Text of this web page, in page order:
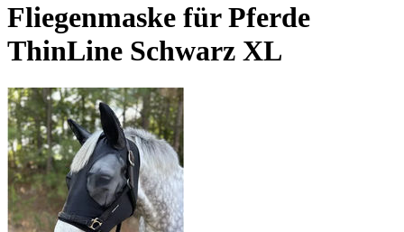
Fliegenmaske für Pferde
ThinLine Schwarz XL